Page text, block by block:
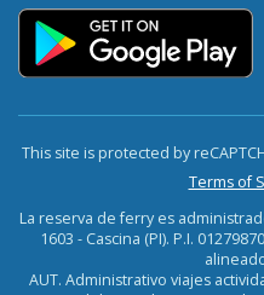
This site is protected by
Terms of
La reserva de ferry es
1603 - Cascina (PI). P.I.
AUT. Administrativo viajes